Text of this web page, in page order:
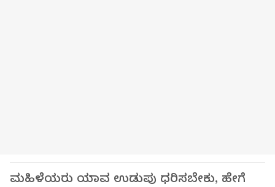
ಮಹಿಳೆಯರು ಯಾವ ಉಡುಪು ಧರಿಸಬೇಕು, ಹೇಗೆ